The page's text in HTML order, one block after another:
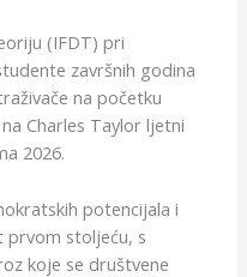
(IFDT) pri
završnih godina
na početku
Charles Taylor ljetni
2026.
potencijala i
prvom stoljeću, s
koje se društvene